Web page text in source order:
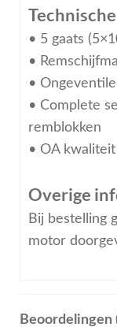
• 5 gaats
•
•
• Complete
remblokken
• OA
Overige
Bij bestelling
motor
Beoordelingen